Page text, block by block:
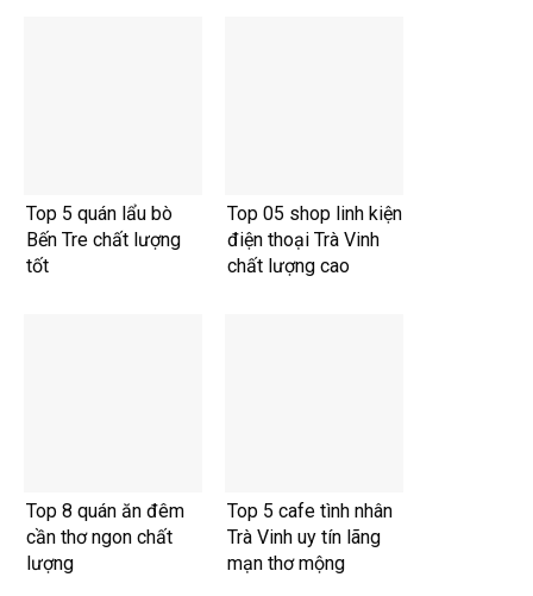
Top 5 quán lẩu bò
Bến Tre chất lượng
tốt
Top 05 shop linh kiện
điện thoại Trà Vinh
chất lượng cao
Top 8 quán ăn đêm
cần thơ ngon chất
lượng
Top 5 cafe tình nhân
Trà Vinh uy tín lãng
mạn thơ mộng